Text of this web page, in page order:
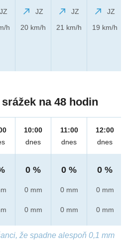
JZ
h
JZ
20 km/h
JZ
21 km/h
JZ
19 km/h
na 48 hodin
10:00
dnes
0 %
0 mm
0 mm
11:00
dnes
0 %
0 mm
0 mm
12:00
dnes
0 %
0 mm
0 mm
že spadne alespoň 0,1 mm